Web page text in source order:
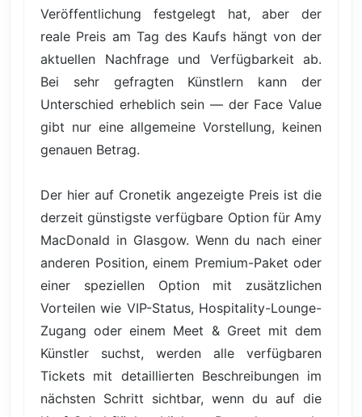
Veröffentlichung festgelegt hat, aber der
reale Preis am Tag des Kaufs hängt von der
aktuellen Nachfrage und Verfügbarkeit ab.
Bei sehr gefragten Künstlern kann der
Unterschied erheblich sein — der Face Value
gibt nur eine allgemeine Vorstellung, keinen
genauen Betrag.
Der hier auf Cronetik angezeigte Preis ist die
derzeit günstigste verfügbare Option für Amy
MacDonald in Glasgow. Wenn du nach einer
anderen Position, einem Premium-Paket oder
einer speziellen Option mit zusätzlichen
Vorteilen wie VIP-Status, Hospitality-Lounge-
Zugang oder einem Meet & Greet mit dem
Künstler suchst, werden alle verfügbaren
Tickets mit detaillierten Beschreibungen im
nächsten Schritt sichtbar, wenn du auf die